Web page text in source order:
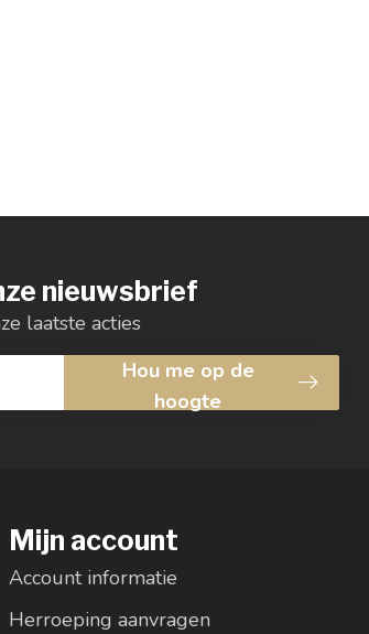
nieuwsbrief
laatste acties
Hou me op de
hoogte
Mijn account
Account informatie
Herroeping aanvragen